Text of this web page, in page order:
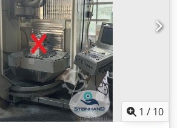
1 / 10